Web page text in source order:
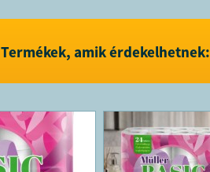
Termékek, amik érdekelhetnek: